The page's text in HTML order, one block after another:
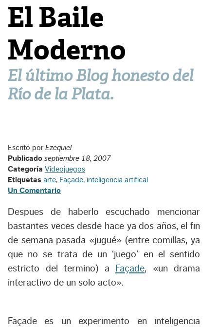
El Baile
Moderno
El último Blog honesto del
Río de la Plata.
Escrito porEzequiel
Publicado septiembre 18, 2007
Categoría Videojuegos
Etiquetas arte, Façade, inteligencia artifical
Un Comentario
Despues de haberlo escuchado mencionar
bastantes veces desde hace ya dos años, el fin
de semana pasada «jugué» (entre comillas, ya
que no se trata de un ‘juego’ en el sentido
estricto del termino) a
Façade, «un drama
interactivo de un solo acto».
Façade es un experimento en inteligencia